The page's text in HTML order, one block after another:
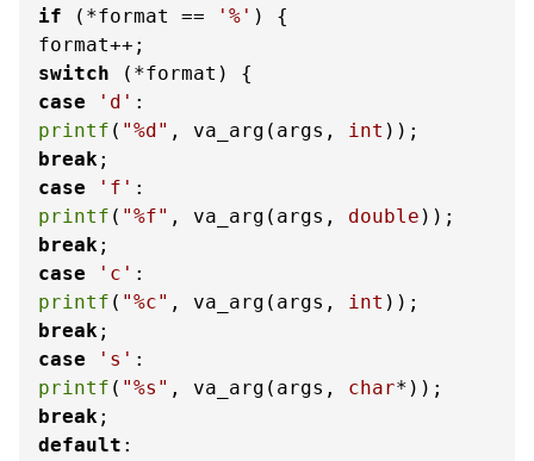
if (*format == '%' ) {
switch
case
'd'
printf ( "%d" , va_arg(args, int
break
case
'f'
printf ( "%f" , va_arg(args, double
break
case
'c'
printf ( "%c" , va_arg(args, int
break
case
's'
printf ( "%s" , va_arg(args, char
break
default